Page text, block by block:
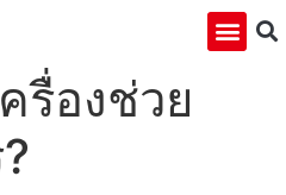
รื่องช่วย